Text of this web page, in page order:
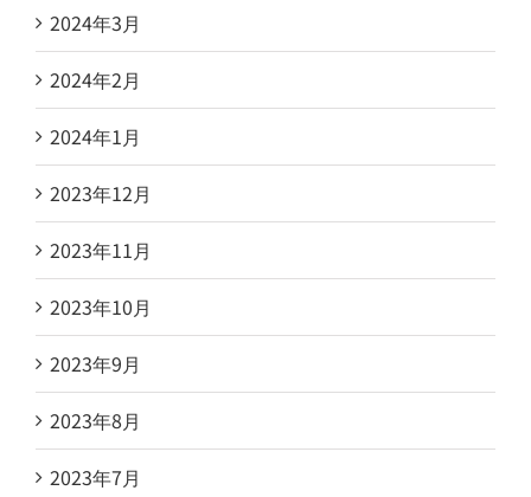
2024年3月
2024年2月
2024年1月
2023年12月
2023年11月
2023年10月
2023年9月
2023年8月
2023年7月